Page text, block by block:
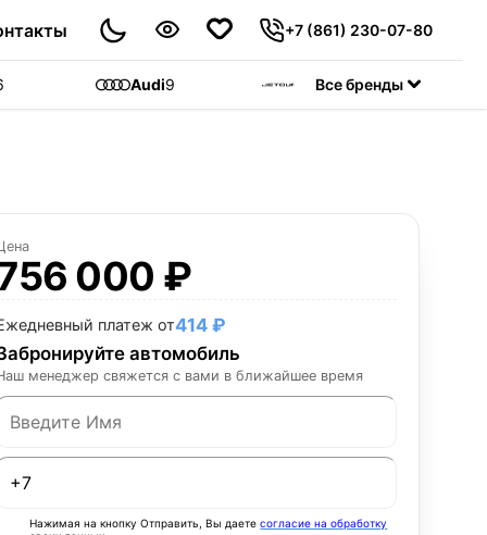
+7 (861) 230-07-80
Audi9 Jetour55
Все бренды
000 ₽
платеж от414 ₽
автомобиль
менеджер свяжется с вами в ближайшее время
Нажимая на кнопку Отправить, Вы даетесогласие на обработку